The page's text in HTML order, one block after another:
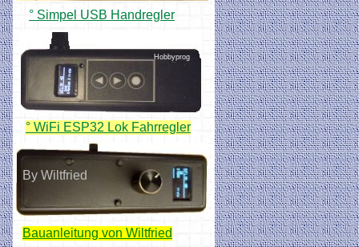
° Simpel USB Handregler
° WiFi ESP32 Lok Fahrregler
By Wiltfried
Bauanleitung von Wiltfried
Hobbyprog